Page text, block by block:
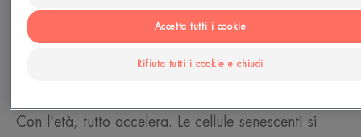
Densità / Compattezza - Anti-età - Anti-rughe -
Luminosità - Rigenerazione - Riduzione delle rughe
Con l'età, tutto accelera. Le cellule senescenti si
Rifiuta tutti i cookie e chiudi
Accetta tutti i cookie